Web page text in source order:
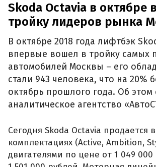
Skoda Octavia в октябре
тройку лидеров рынка
В октябре 2018 года лифтбэк
впервые вошел в тройку самых
автомобилей Москвы – его
стали 943 человека, что на 20%
октябрь прошлого года. Об этом
аналитическое агентство
Сегодня Skoda Octavia продается
комплектациях (Active, Ambition,
двигателями по цене от 1 049 000